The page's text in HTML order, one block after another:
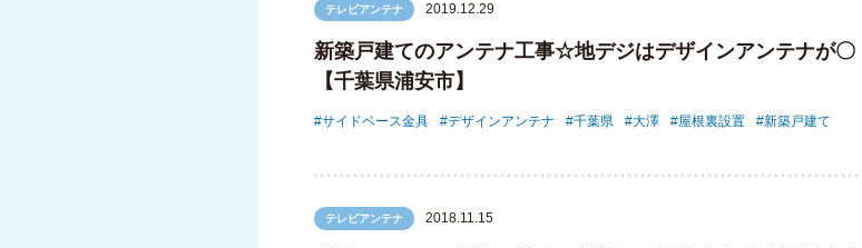
テレビアンテナ 2019.12.29
新築戸建てのアンテナ工事☆地デジはデザインアンテナが〇
【千葉県浦安市】
サイドベース金具 デザインアンテナ 千葉県 大澤 屋根裏設置 新築戸建て
テレビアンテナ 2018.11.15